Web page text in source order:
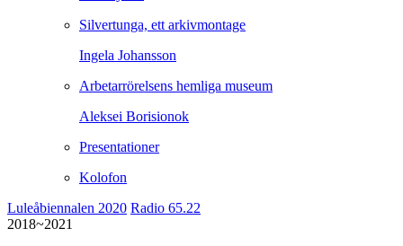
Silvertunga, ett arkivmontage
Ingela Johansson
Arbetarrörelsens hemliga museum
Aleksei Borisionok
Presentationer
Kolofon
Luleåbiennalen 2020 Radio 65.22
2018~2021